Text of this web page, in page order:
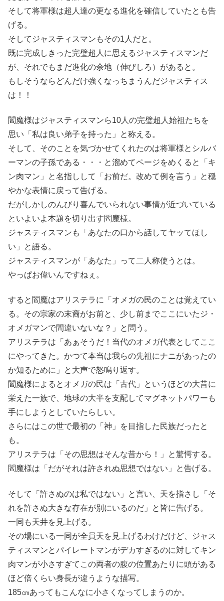
そして将軍様は超人達の更なる進化を確信していたとも告
げる。
そしてジャスティスマンもその1人だと。
既に完成しきった完璧超人に思えるジャスティスマンだ
が、それでもまだ進化の余地（伸びしろ）があると。
もしそうならどんだけ強くなっちまうんだジャスティス
は！！
閻魔様はジャスティスマンら10人の完璧超人始祖たちを
思い「私は良い弟子を持った」と称える。
そして、そのことを気づかせてくれたのは将軍様とシルバ
ーマンの子孫である・・・と溜めてページをめくると「キ
ン肉マン」と名指しして「お前だ。改めて例を言う」と穏
やかな表情に戻って告げる。
だがしかしのんびり喜んでいられない事情が近づいている
といよいよ本題を切り出す閻魔様。
ジャスティスマンも「あなたの口から話してヤッてほし
い」と語る。
ジャスティスマンが「あなた」って二人称使うとは。
やっぱお偉いんですねぇ。
すると閻魔はアリステラに「オメガの民のことは覚えてい
る。その宗家の末裔がお前と、少し前までここにいたジ・
オメガマンで間違いないな？」と問う。
アリステラは「あぁそうだ！当代のオメガ代表としてここ
にやってきた。かつて本当は我らの先祖にナニがあったの
か知るために」と大声で怒鳴り返す。
閻魔様によるとオメガの民は「古代」というほどの大昔に
栄えた一族で、地球の大半を支配してマグネットパワーも
手にしようとしていたらしい。
さらにはこの世で最初の「神」を目指した民族だったと
も。
アリステラは「その思想はそんな昔から！」と驚愕する。
閻魔様は「だがそれは許されぬ思想ではない」と告げる。
そして「許さぬのは私ではない」と言い、天を指さし「そ
れを許さぬ大きな存在が別にいるのだ」と皆に告げる。
一同も天井を見上げる。
その場にいる一同が全員天を見上げるわけだけど、ジャス
ティスマンとパイレートマンがデカすぎるのに対してキン
肉マンが小さすぎてこの両者の腹の位置あたりに頭がある
ほど倍くらい身長が違うような描写。
185㎝あってもこんなに小さくなってしまうのか。